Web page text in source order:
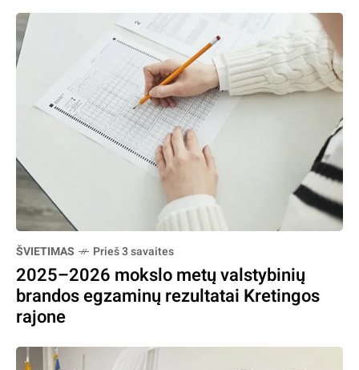
ŠVIETIMAS Prieš 3 savaites
2025–2026 mokslo metų valstybinių
brandos egzaminų rezultatai Kretingos
rajone